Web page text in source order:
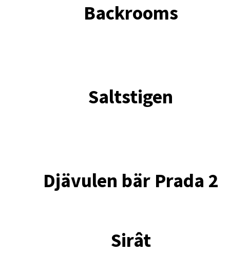
Backrooms
Saltstigen
Djävulen bär Prada 2
Sirât